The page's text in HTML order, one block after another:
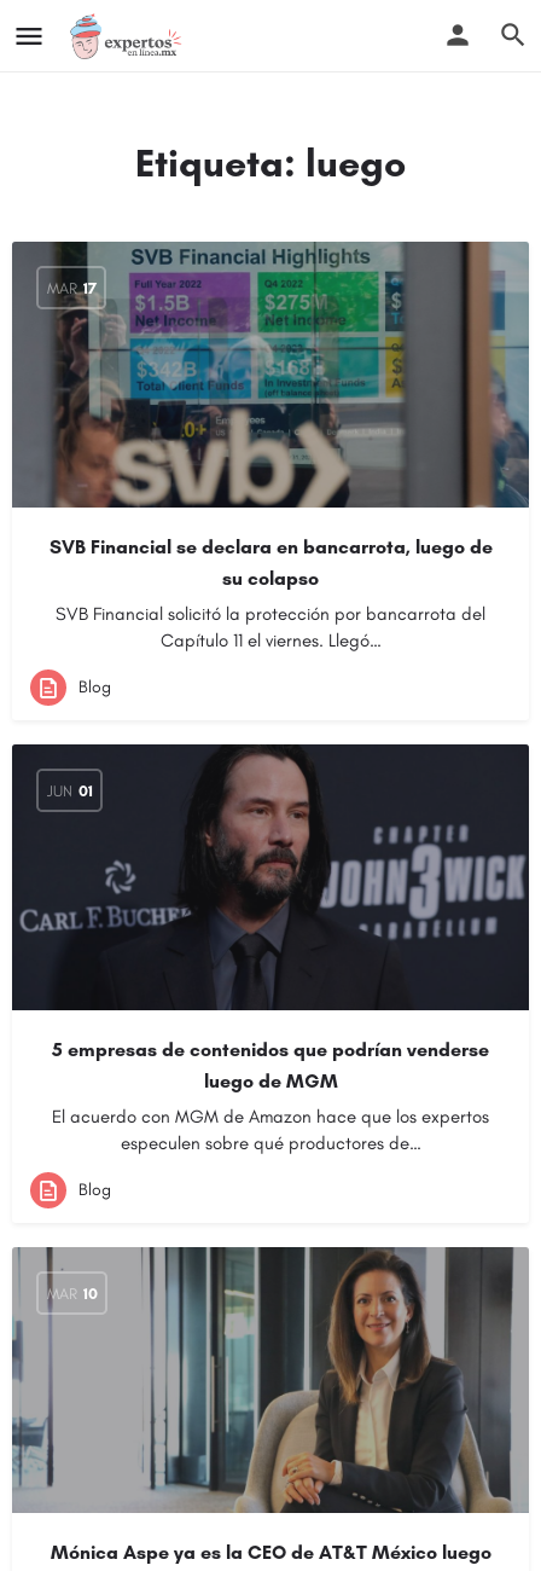
Etiqueta: luego
MAR 17
SVB Financial se declara en bancarrota, luego de
su colapso
SVB Financial solicitó la protección por bancarrota del
Capítulo 11 el viernes. Llegó…
Blog
JUN 01
5 empresas de contenidos que podrían venderse
luego de MGM
El acuerdo con MGM de Amazon hace que los expertos
especulen sobre qué productores de…
Blog
MAR 10
Mónica Aspe ya es la CEO de AT&T México luego